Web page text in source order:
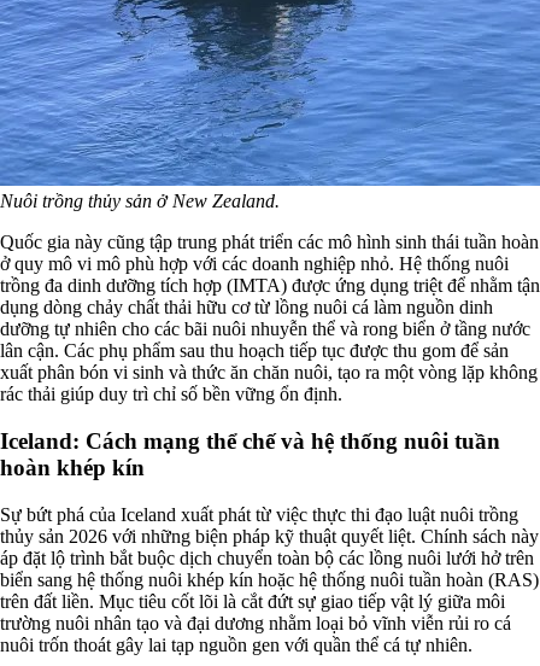
Nuôi trồng thủy sản ở New Zealand.
Quốc gia này cũng tập trung phát triển các mô hình sinh thái tuần hoàn
ở quy mô vi mô phù hợp với các doanh nghiệp nhỏ. Hệ thống nuôi
trồng đa dinh dưỡng tích hợp (IMTA) được ứng dụng triệt để nhằm tận
dụng dòng chảy chất thải hữu cơ từ lồng nuôi cá làm nguồn dinh
dưỡng tự nhiên cho các bãi nuôi nhuyễn thể và rong biển ở tầng nước
lân cận. Các phụ phẩm sau thu hoạch tiếp tục được thu gom để sản
xuất phân bón vi sinh và thức ăn chăn nuôi, tạo ra một vòng lặp không
rác thải giúp duy trì chỉ số bền vững ổn định.
Iceland: Cách mạng thể chế và hệ thống nuôi tuần
hoàn khép kín
Sự bứt phá của Iceland xuất phát từ việc thực thi đạo luật nuôi trồng
thủy sản 2026 với những biện pháp kỹ thuật quyết liệt. Chính sách này
áp đặt lộ trình bắt buộc dịch chuyển toàn bộ các lồng nuôi lưới hở trên
biển sang hệ thống nuôi khép kín hoặc hệ thống nuôi tuần hoàn (RAS)
trên đất liền. Mục tiêu cốt lõi là cắt đứt sự giao tiếp vật lý giữa môi
trường nuôi nhân tạo và đại dương nhằm loại bỏ vĩnh viễn rủi ro cá
nuôi trốn thoát gây lai tạp nguồn gen với quần thể cá tự nhiên.